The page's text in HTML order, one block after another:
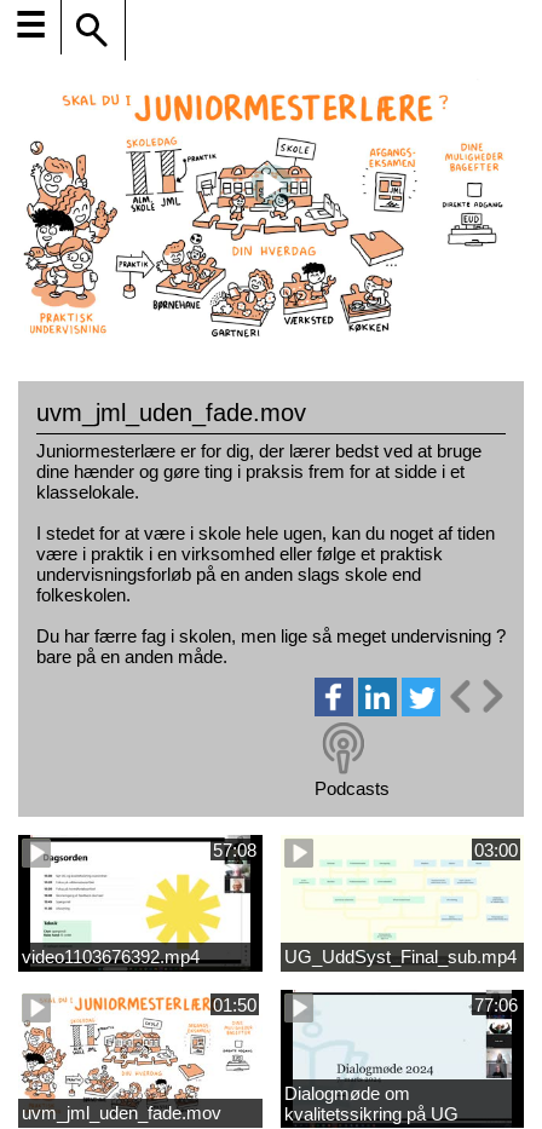
☰
uvm_jml_uden_fade.mov
Juniormesterlære er for dig, der lærer bedst ved at bruge
dine hænder og gøre ting i praksis frem for at sidde i et
klasselokale.
I stedet for at være i skole hele ugen, kan du noget af tiden
være i praktik i en virksomhed eller følge et praktisk
undervisningsforløb på en anden slags skole end
folkeskolen.
Du har færre fag i skolen, men lige så meget undervisning ?
bare på en anden måde.
Podcasts
57:08
video1103676392.mp4
03:00
UG_UddSyst_Final_sub.mp4
01:50
uvm_jml_uden_fade.mov
77:06
Dialogmøde om
kvalitetssikring på UG